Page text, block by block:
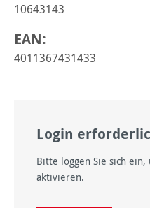
10643143
EAN:
4011367431433
Login
Bitte loggen Sie sich
aktivieren.